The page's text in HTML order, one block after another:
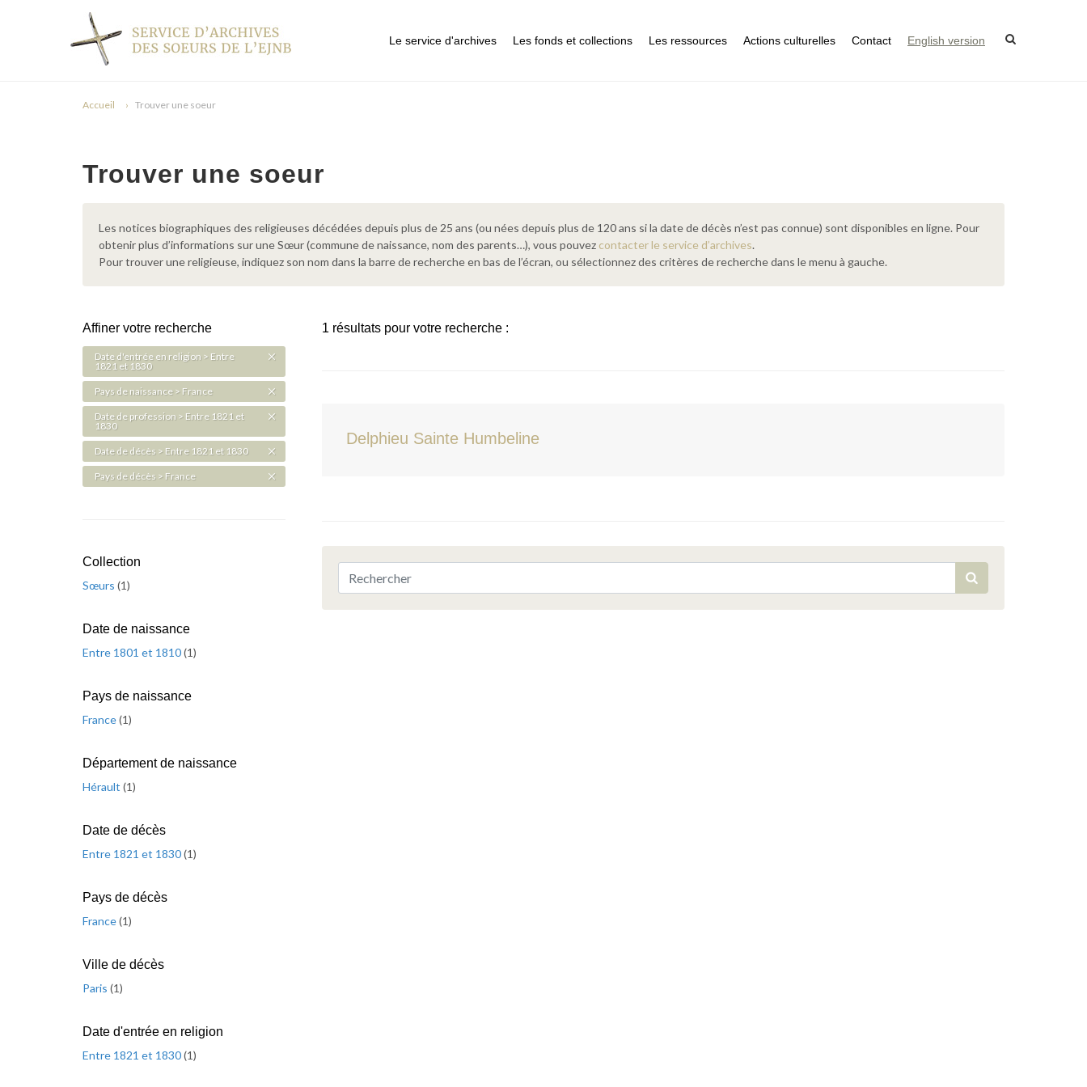
Le service d'archives Les fonds et collections Les ressources Actions culturelles Contact English version
Accueil Trouver une soeur
Trouver une soeur
Les notices biographiques des religieuses décédées depuis plus de 25 ans (ou nées depuis plus de 120 ans si la date de décès n’est pas connue) sont disponibles en ligne. Pour
obtenir plus d’informations sur une Sœur (commune de naissance, nom des parents…), vous pouvez contacter le service d’archives.
Pour trouver une religieuse, indiquez son nom dans la barre de recherche en bas de l’écran, ou sélectionnez des critères de recherche dans le menu à gauche.
1 résultats pour votre recherche :
Delphieu Sainte Humbeline
Affiner votre recherche
Date d'entrée en religion > Entre
1821 et 1830
Pays de naissance > France
Date de profession > Entre 1821 et
1830
Date de décès > Entre 1821 et 1830
Pays de décès > France
Collection
Sœurs (1)
Date de naissance
Entre 1801 et 1810(1)
Pays de naissance
France(1)
Département de naissance
Hérault (1)
Date de décès
Entre 1821 et 1830(1)
Pays de décès
France(1)
Ville de décès
Paris (1)
Date d'entrée en religion
Entre 1821 et 1830(1)